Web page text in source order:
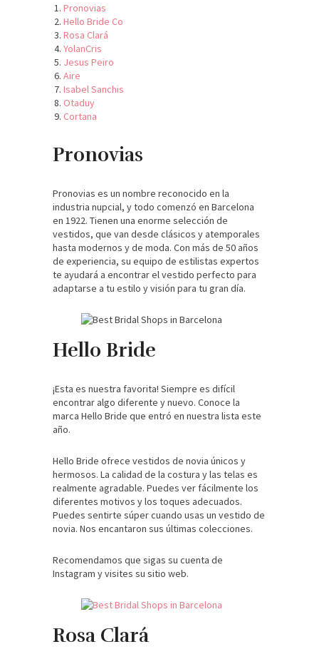
Pronovias
Hello Bride Co
Rosa Clará
YolanCris
Jesus Peiro
Aire
Isabel Sanchis
Otaduy
Cortana
Pronovias
Pronovias es un nombre reconocido en la
industria nupcial, y todo comenzó en Barcelona
en 1922. Tienen una enorme selección de
vestidos, que van desde clásicos y atemporales
hasta modernos y de moda. Con más de 50 años
de experiencia, su equipo de estilistas expertos
te ayudará a encontrar el vestido perfecto para
adaptarse a tu estilo y visión para tu gran día.
Hello Bride
¡Esta es nuestra favorita! Siempre es difícil
encontrar algo diferente y nuevo. Conoce la
marca Hello Bride que entró en nuestra lista este
año.
Hello Bride ofrece vestidos de novia únicos y
hermosos. La calidad de la costura y las telas es
realmente agradable. Puedes ver fácilmente los
diferentes motivos y los toques adecuados.
Puedes sentirte súper cuando usas un vestido de
novia. Nos encantaron sus últimas colecciones.
Recomendamos que sigas su cuenta de
Instagram y visites su sitio web.
Rosa Clará